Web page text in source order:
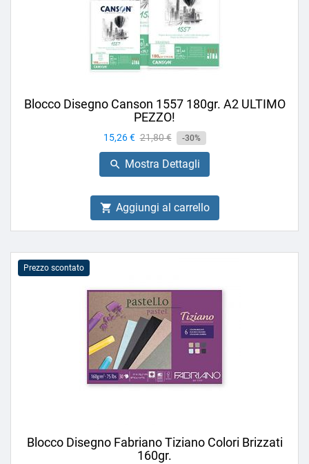
Blocco Disegno Canson 1557 180gr. A2 ULTIMO
PEZZO!
Prezzo
15,26 € Prezzo
base
21,80 € -30%
 Mostra Dettagli
 Aggiungi al carrello
Prezzo scontato
Blocco Disegno Fabriano Tiziano Colori Brizzati
160gr.